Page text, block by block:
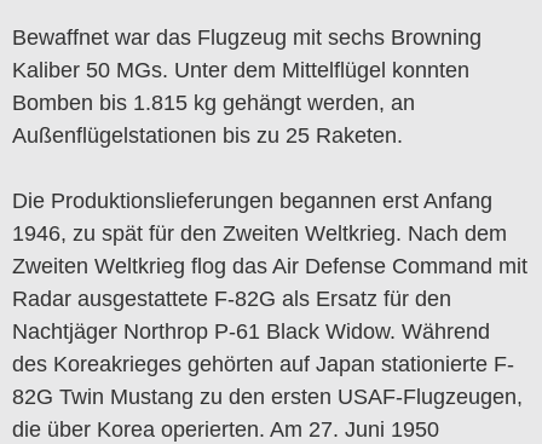
Bewaffnet war das Flugzeug mit sechs Browning
Kaliber 50 MGs. Unter dem Mittelflügel konnten
Bomben bis 1.815 kg gehängt werden, an
Außenflügelstationen bis zu 25 Raketen.
Die Produktionslieferungen begannen erst Anfang
1946, zu spät für den Zweiten Weltkrieg. Nach dem
Zweiten Weltkrieg flog das Air Defense Command mit
Radar ausgestattete F-82G als Ersatz für den
Nachtjäger Northrop P-61 Black Widow. Während
des Koreakrieges gehörten auf Japan stationierte F-
82G Twin Mustang zu den ersten USAF-Flugzeugen,
die über Korea operierten. Am 27. Juni 1950